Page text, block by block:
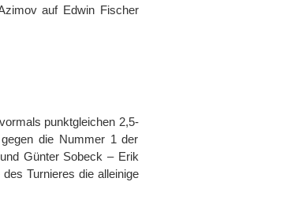
auf Edwin Fischer
punktgleichen 2,5-
die Nummer 1 der
Günter Sobeck – Erik
Turnieres die alleinige